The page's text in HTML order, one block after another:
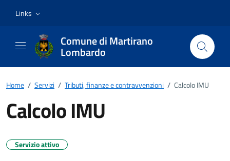
Links
Comune di Martirano
Lombardo
Home / Servizi / Tributi, finanze e contravvenzioni / Calcolo IMU
Calcolo IMU
Servizio attivo